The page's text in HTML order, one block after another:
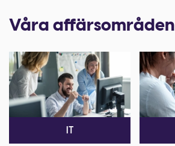
Våra affärsområden
IT